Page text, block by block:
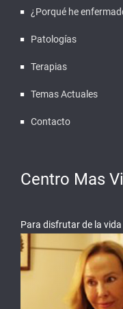
¿Porqué he
Patologías
Terapias
Temas Actuales
Contacto
Centro Mas
Para disfrutar de la